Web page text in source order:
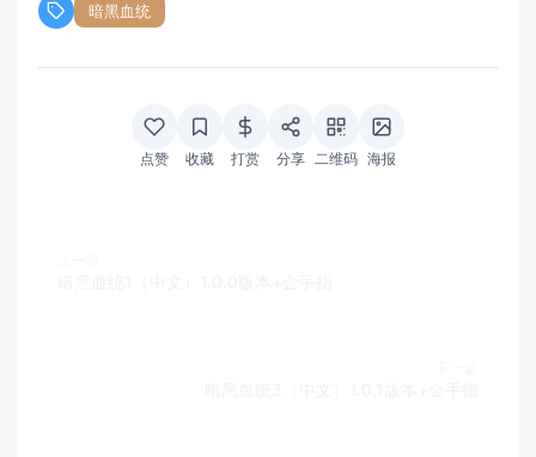
暗黑血统
点赞 收藏 打赏 分享 二维码 海报